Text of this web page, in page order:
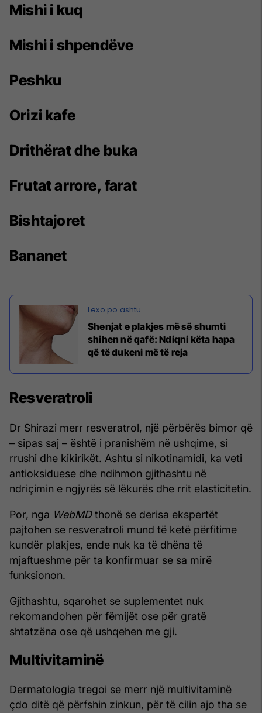
Mishi i kuq
Mishi i shpendëve
Peshku
Orizi kafe
Drithërat dhe buka
Frutat arrore, farat
Bishtajoret
Bananet
Shenjat e plakjes më së shumti
shihen në qafë: Ndiqni këta hapa
që të dukeni më të reja
Resveratroli
Dr Shirazi merr resveratrol, një përbërës bimor që
– sipas saj – është i pranishëm në ushqime, si
rrushi dhe kikirikët. Ashtu si nikotinamidi, ka veti
antioksiduese dhe ndihmon gjithashtu në
ndriçimin e ngjyrës së lëkurës dhe rrit elasticitetin.
Por, nga WebMDthonë se derisa ekspertët
pajtohen se resveratroli mund të ketë përfitime
kundër plakjes, ende nuk ka të dhëna të
mjaftueshme për ta konfirmuar se sa mirë
funksionon.
Gjithashtu, sqarohet se suplementet nuk
rekomandohen për fëmijët ose për gratë
shtatzëna ose që ushqehen me gji.
Multivitaminë
Dermatologia tregoi se merr një multivitaminë
çdo ditë që përfshin zinkun, për të cilin ajo tha se